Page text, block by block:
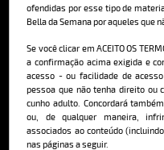
ofendidas por esse tipo de
Bella da Semana por aqueles que
Se você clicar em ACEITO OS
a confirmação acima exigida e
acesso - ou facilidade de
pessoa que não tenha direito ou
cunho adulto. Concordará
ou, de qualquer maneira,
associados ao conteúdo
nas páginas a seguir.
Cadastre-
deliciosa